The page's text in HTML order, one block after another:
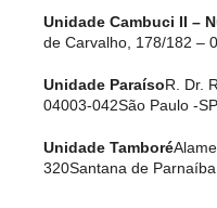
Unidade Cambuci II –
de Carvalho, 178/182 –
Unidade ParaísoR. Dr.
04003-042São Paulo -SP
Unidade Tamboré
320Santana de